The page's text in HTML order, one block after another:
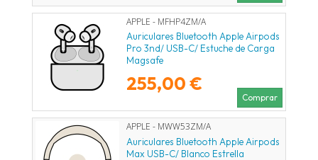
APPLE - MFHP4ZM/A
Auriculares Bluetooth Apple Airpods
Pro 3nd/ USB-C/ Estuche de Carga
Magsafe
255,00 €
Comprar
APPLE - MWW53ZM/A
Auriculares Bluetooth Apple Airpods
Max USB-C/ Blanco Estrella